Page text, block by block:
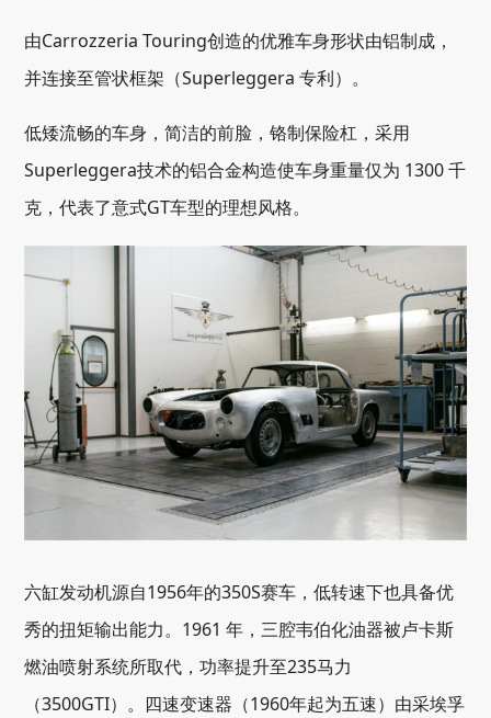
由Carrozzeria Touring创造的优雅车身形状由铝制成，
并连接至管状框架（Superleggera 专利）。
低矮流畅的车身，简洁的前脸，铬制保险杠，采用
Superleggera技术的铝合金构造使车身重量仅为 1300 千
克，代表了意式GT车型的理想风格。
六缸发动机源自1956年的350S赛车，低转速下也具备优
秀的扭矩输出能力。1961 年，三腔韦伯化油器被卢卡斯
燃油喷射系统所取代，功率提升至235马力
（3500GTI）。四速变速器（1960年起为五速）由采埃孚